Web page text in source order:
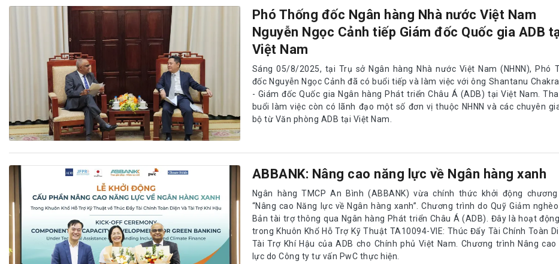
Phó Thống đốc Ngân hàng Nhà nước Việt Nam
Nguyễn Ngọc Cảnh tiếp Giám đốc Quốc gia ADB
Việt Nam
Sáng 05/8/2025, tại Trụ sở Ngân hàng Nhà nước Việt Nam (NHNN), Phó
đốc Nguyễn Ngọc Cảnh đã có buổi tiếp và làm việc với ông Shantanu
- Giám đốc Quốc gia Ngân hàng Phát triển Châu Á (ADB) tại Việt Nam.
buổi làm việc còn có lãnh đạo một số đơn vị thuộc NHNN và các chuyên
bộ từ Văn phòng ADB tại Việt Nam.
ABBANK: Nâng cao năng lực về Ngân hàng xanh
Ngân hàng TMCP An Bình (ABBANK) vừa chính thức khởi động
“Nâng cao Năng lực về Ngân hàng xanh”. Chương trình do Quỹ Giảm
Bản tài trợ thông qua Ngân hàng Phát triển Châu Á (ADB). Đây là hoạt
trong Khuôn Khổ Hỗ Trợ Kỹ Thuật TA10094-VIE: Thúc Đẩy Tài Chính Toàn
Tài Trợ Khí Hậu của ADB cho Chính phủ Việt Nam. Chương trình Nâng cao
lực do Công ty tư vấn PwC thực hiện.